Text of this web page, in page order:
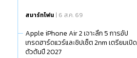
สมาร์ทโฟน | 6 ส.ค. 69
Apple iPhone Air 2 เจาะลึก 5 การอัป
เกรดฮาร์ดแวร์และชิปเซ็ต 2nm เตรียมเปิด
ตัวต้นปี 2027